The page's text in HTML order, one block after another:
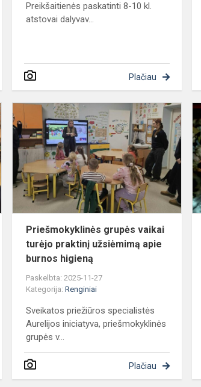
Preikšaitienės paskatinti 8-10 kl.
atstovai dalyvav...
Plačiau
Istorijos
mokytojos
Daivos
pamokose
suvienijo
Lego
kaladėlė...
api...
Priešmokyklinės grupės vaikai
turėjo praktinį užsiėmimą apie
burnos higieną
Paskelbta: 2025-11-27
Kategorija:Renginiai
Sveikatos priežiūros specialistės
Aurelijos iniciatyva, priešmokyklinės
grupės v...
Plačiau